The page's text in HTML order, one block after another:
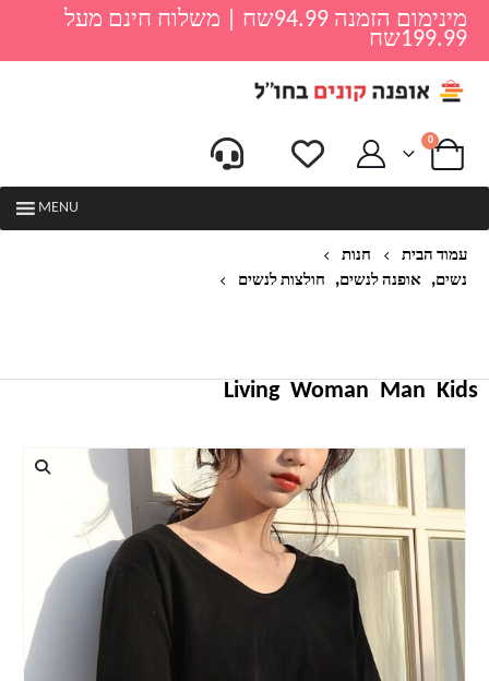
מינימום הזמנה 94.99שח | משלוח חינם מעל
199.99שח
0
MENU
עמוד הבית
חנות
נשים, אופנה לנשים, חולצות לנשים
Kids
Man
Woman
Living